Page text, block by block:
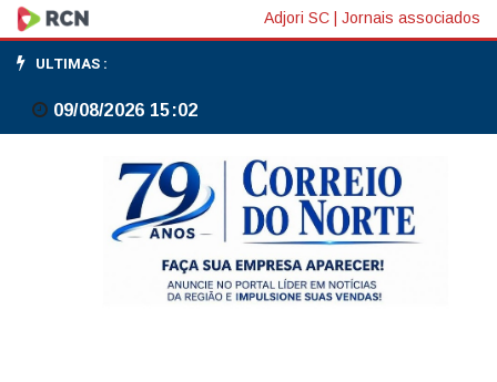
Produção
industrial
dos
Adjori SC Jornais associados
ULTIMAS :
09/08/2026 15:02